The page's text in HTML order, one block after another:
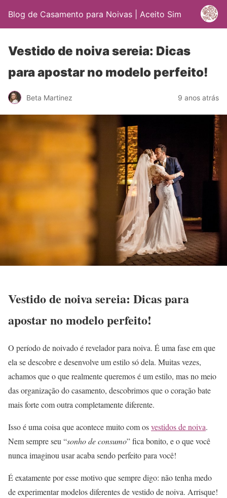
Blog de Casamento para Noivas | Aceito Sim
Vestido de noiva sereia: Dicas
para apostar no modelo perfeito!
Beta Martinez 9 anos atrás
Vestido de noiva sereia: Dicas para
apostar no modelo perfeito!
O período de noivado é revelador para noiva. É uma fase em que
ela se descobre e desenvolve um estilo só dela. Muitas vezes,
achamos que o que realmente queremos é um estilo, mas no meio
das organização do casamento, descobrimos que o coração bate
mais forte com outra completamente diferente.
Isso é uma coisa que acontece muito com osvestidos de noiva.
Nem sempre seu “sonho de consumo” fica bonito, e o que você
nunca imaginou usar acaba sendo perfeito para você!
É exatamente por esse motivo que sempre digo: não tenha medo
de experimentar modelos diferentes de vestido de noiva. Arrisque!